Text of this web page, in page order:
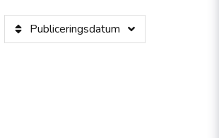
Publiceringsdatum